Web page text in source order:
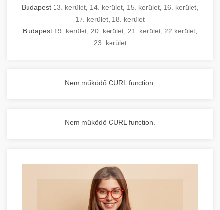
Budapest 13. kerület 14. kerület 15. kerület 16. kerület
17. kerület 18. kerület
Budapest 19. kerület 20. kerület 21. kerület 22.kerület
23. kerület
Nem működő CURL function.
Nem működő CURL function.